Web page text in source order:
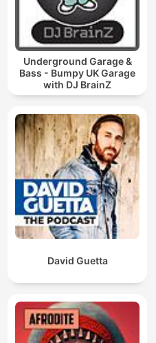
Underground Garage &
Bass - Bumpy UK Garage
with DJ BrainZ
David Guetta